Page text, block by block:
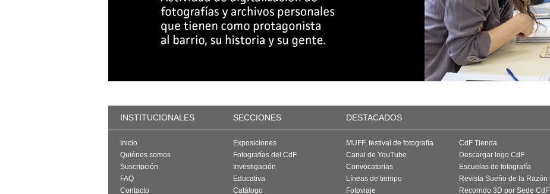
INSTITUCIONALES SECCIONES DESTACADOS
Inicio
Quiénes somos
Suscripción
FAQ
Contacto
Exposiciones
Fotografías del CdF
Investigación
Educativa
Catálogo
MUFF, festival de fotografía
Canal de YouTube
Convocatorias
Líneas de tiempo
Fotoviaje
CdF Tienda
Descargar logo CdF
Escuelas de fotografía
Revista Sueño de la Razón
Recorrido 3D por Sede CdF